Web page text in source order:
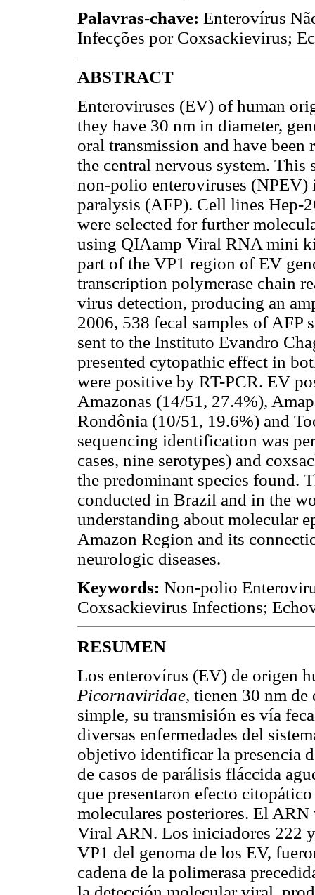
Palavras-chave: Enterovírus
Infecções por Coxsackievirus;
ABSTRACT
Enteroviruses (EV) of human
they have 30 nm in diameter,
oral transmission and have been
the central nervous system.
non-polio enteroviruses (NPEV)
paralysis (AFP). Cell lines Hep-
were selected for further
using QIAamp Viral RNA mini
part of the VP1 region of EV
transcription polymerase chain
virus detection, producing an
2006, 538 fecal samples of AFP
sent to the Instituto Evandro
presented cytopathic effect in
were positive by RT-PCR. EV
Amazonas (14/51, 27.4%),
Rondônia (10/51, 19.6%) and
sequencing identification was
cases, nine serotypes) and
the predominant species found.
conducted in Brazil and in the
understanding about molecular
Amazon Region and its
neurologic diseases.
Keywords: Non-polio
Coxsackievirus Infections;
RESUMEN
Los enterovírus (EV) de origen
Picornaviridae, tienen 30 nm de
simple, su transmisión es vía
diversas enfermedades del
objetivo identificar la presencia
de casos de parálisis fláccida
que presentaron efecto
moleculares posteriores. El
Viral ARN. Los iniciadores 222
VP1 del genoma de los EV,
cadena de la polimerasa